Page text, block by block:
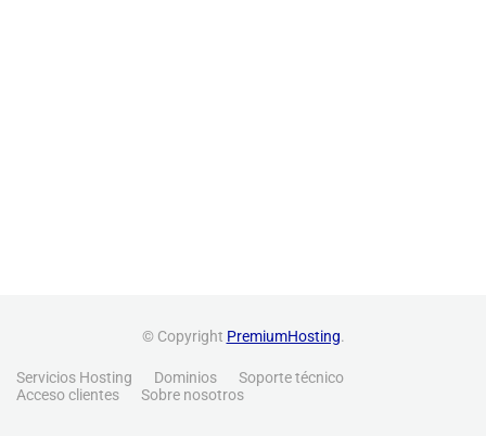
© Copyright PremiumHosting.
Servicios Hosting Dominios
Soporte técnico
Acceso clientes
Sobre nosotros